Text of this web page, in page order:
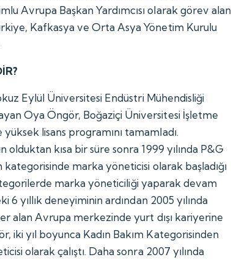
Avrupa Başkan Yardımcısı olarak görev alan
Kafkasya ve Orta Asya Yönetim Kurulu
Eylül Üniversitesi Endüstri Mühendisliği
Oya Öngör, Boğaziçi Üniversitesi İşletme
lisans programını tamamladı.
kısa bir süre sonra 1999 yılında P&G
marka yöneticisi olarak başladığı
marka yöneticiliği yaparak devam
6 yıllık deneyiminin ardından 2005 yılında
alan Avrupa merkezinde yurt dışı kariyerine
iki yıl boyunca Kadın Bakım Kategorisinden
olarak çalıştı. Daha sonra 2007 yılında